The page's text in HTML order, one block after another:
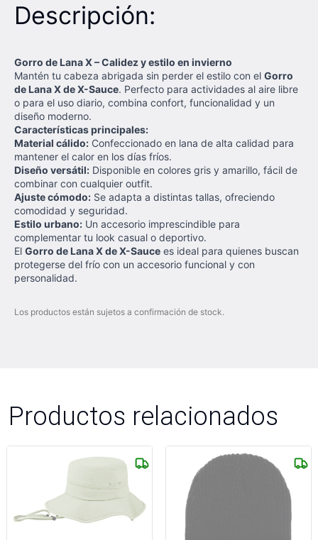
Descripción:
Gorro de Lana X – Calidez y estilo en invierno
Mantén tu cabeza abrigada sin perder el estilo con el Gorro
de Lana X de X-Sauce. Perfecto para actividades al aire libre
o para el uso diario, combina confort, funcionalidad y un
diseño moderno.
Características principales:
Material cálido: Confeccionado en lana de alta calidad para
mantener el calor en los días fríos.
Diseño versátil: Disponible en colores gris y amarillo, fácil de
combinar con cualquier outfit.
Ajuste cómodo: Se adapta a distintas tallas, ofreciendo
comodidad y seguridad.
Estilo urbano: Un accesorio imprescindible para
complementar tu look casual o deportivo.
El Gorro de Lana X de X-Sauce es ideal para quienes buscan
protegerse del frío con un accesorio funcional y con
personalidad.
Los productos están sujetos a confirmación de stock.
Productos relacionados